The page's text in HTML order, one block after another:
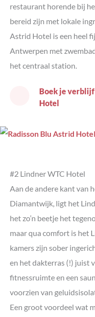
restaurant horende bij
bereid zijn met lokale
Astrid Hotel is een heel
Antwerpen met
het centraal station.
Boek je verblijf
Hotel
#2 Lindner WTC Hotel
Aan de andere kant van
Diamantwijk, ligt het
het zo’n beetje het
maar qua comfort is het
kamers zijn sober
en het dakterras (!) juist
fitnessruimte en een
voorzien van
Een groot voordeel wat